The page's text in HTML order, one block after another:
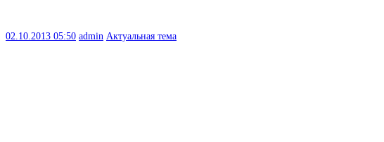
02.10.2013 05:50 admin Актуальная тема